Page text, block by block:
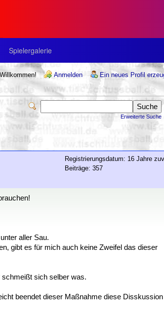
Spielergalerie
Willkommen! Anmelden
Ein neues Profil
Erweiterte Suche
Registrierungsdatum: 16 Jahre
Beiträge: 357
aller Sau.
gibt es für mich auch keine Zweifel das dieser
schmeißt sich selber was.
beendet dieser Maßnahme diese Disskussion